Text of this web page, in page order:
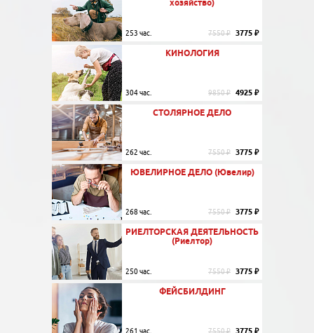
хозяйство)
253 час. 7550 ₽ 3775 ₽
КИНОЛОГИЯ
304 час. 9850 ₽ 4925 ₽
СТОЛЯРНОЕ ДЕЛО
262 час. 7550 ₽ 3775 ₽
ЮВЕЛИРНОЕ ДЕЛО (Ювелир)
268 час. 7550 ₽ 3775 ₽
РИЕЛТОРСКАЯ ДЕЯТЕЛЬНОСТЬ
(Риелтор)
250 час. 7550 ₽ 3775 ₽
ФЕЙСБИЛДИНГ
261 час. 3775 ₽